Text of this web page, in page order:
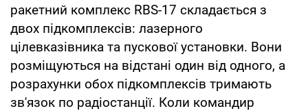
ракетний комплекс RBS-17 складається з
двох підкомплексів: лазерного
цілевказівника та пускової установки. Вони
розміщуються на відстані один від одного, а
розрахунки обох підкомплексів тримають
зв'язок по радіостанції. Коли командир